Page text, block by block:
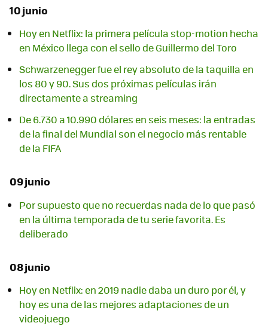
10 junio
Hoy en Netflix: la primera película stop-motion hecha
en México llega con el sello de Guillermo del Toro
Schwarzenegger fue el rey absoluto de la taquilla en
los 80 y 90. Sus dos próximas películas irán
directamente a streaming
De 6.730 a 10.990 dólares en seis meses: la entradas
de la final del Mundial son el negocio más rentable
de la FIFA
09 junio
Por supuesto que no recuerdas nada de lo que pasó
en la última temporada de tu serie favorita. Es
deliberado
08 junio
Hoy en Netflix: en 2019 nadie daba un duro por él, y
hoy es una de las mejores adaptaciones de un
videojuego